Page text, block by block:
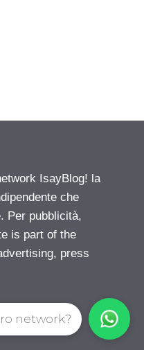
IsayBlog! la
che
Per pubblicità,
is part of the
press
network?